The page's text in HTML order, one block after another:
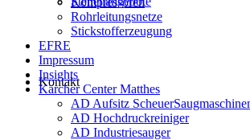
Kontakt
Rohrleitungsnetze
Stickstofferzeugung
EFRE
Impressum
Insights
Kärcher Center Matthes
AD Aufsitz
AD Hochdruckreiniger
AD Industriesauger